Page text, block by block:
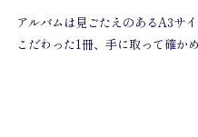
アルバムは見ごたえのあるA3サ
こだわった1冊、手に取って確か